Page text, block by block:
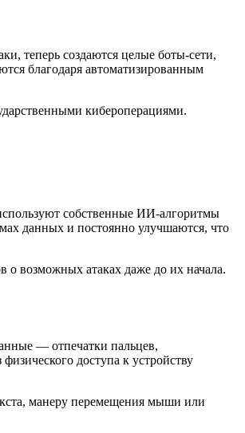
теперь создаются целые боты-сети,
благодаря автоматизированным
кибероперациями.
собственные ИИ-алгоритмы
данных и постоянно улучшаются, что
о возможных атаках даже до их начала.
— отпечатки пальцев,
доступа к устройству
манеру перемещения мыши или